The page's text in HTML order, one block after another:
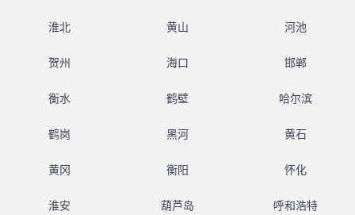
淮北 黄山 河池
贺州 海口 邯郸
衡水 鹤壁 哈尔滨
鹤岗 黑河 黄石
黄冈 衡阳 怀化
淮安 葫芦岛 呼和浩特